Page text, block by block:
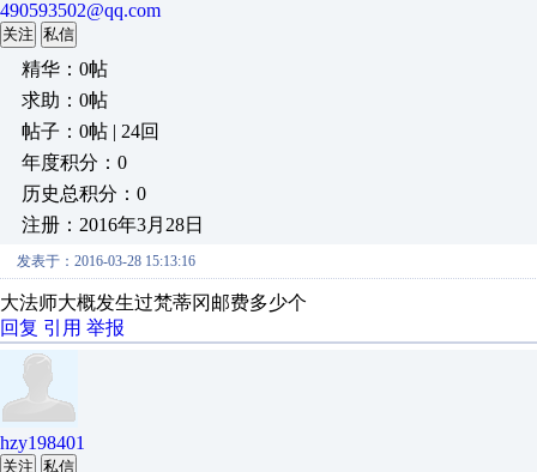
490593502@qq.com
关注 私信
精华：0帖
求助：0帖
帖子：0帖 | 24回
年度积分：0
历史总积分：0
注册：2016年3月28日
发表于：2016-03-28 15:13:16
大法师大概发生过梵蒂冈邮费多少个
回复 引用 举报
hzy198401
关注 私信